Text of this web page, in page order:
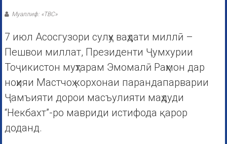
Муаллиф: «ТВС»
7 июл Асосгузори сулҳу ваҳдати миллӣ –
Пешвои миллат, Президенти Ҷумхурии
Тоҷикистон муҳтарам Эмомалӣ Раҳмон дар
ноҳияи Мастчоҳ корхонаи парандапарварии
Ҷамъияти дорои масъулияти маҳдуди
“Некбахт”-ро мавриди истифода қарор
доданд.